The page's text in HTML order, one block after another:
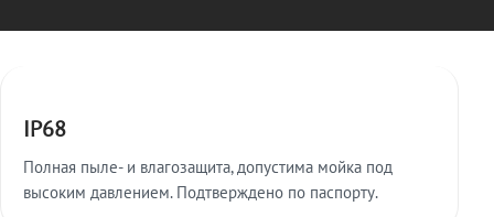
IP68
Полная пыле- и влагозащита, допустима мойка под
высоким давлением. Подтверждено по паспорту.